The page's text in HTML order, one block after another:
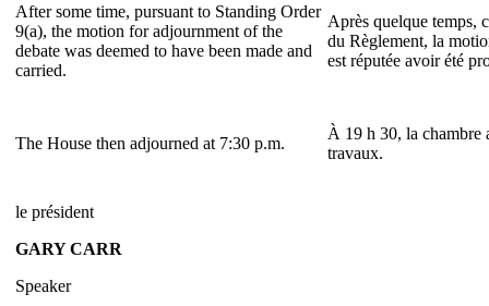
After some time, pursuant to Standing Order
9(a), the motion for adjournment of the
debate was deemed to have been made and
carried.
Après quelque temps,
du Règlement, la
est réputée avoir été
The House then adjourned at 7:30 p.m.
À 19 h 30, la chambre
travaux.
le président
GARY CARR
Speaker